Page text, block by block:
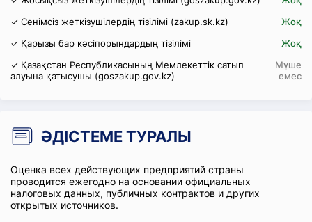
✓ Сенімсіз жеткізушілердің тізілімі (zakup.sk.kz)
Жоқ
✓ Қарызы бар кәсіпорындардың тізілімі
Жоқ
✓ Қазақстан Республикасының Мемлекеттік сатып
алуына қатысушы (goszakup.gov.kz)
Мүше
емес
ӘДІСТЕМЕ ТУРАЛЫ
Оценка всех действующих предприятий страны
проводится ежегодно на основании официальных
налоговых данных, публичных контрактов и других
открытых источников.